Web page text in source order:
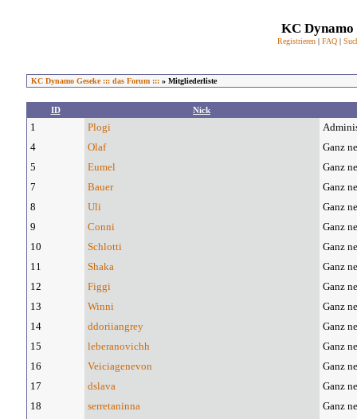
KC
Registrieren | FAQ |
KC Dynamo Geseke ::: das Forum :::» Mitgliederliste
ID Nick
1 Plogi
4
Olaf
Ganz
5
Eumel
Ganz
7
Bauer
Ganz
8
Uli
Ganz
9
Conni
Ganz
10
Schlotti
Ganz
11
Shaka
Ganz
12
Figgi
Ganz
13
Winni
Ganz
14
ddoriiangrey
Ganz
15
leberanovichh
Ganz
16
Veiciagenevon
Ganz
17
dslava
Ganz
18
serretaninna
Ganz